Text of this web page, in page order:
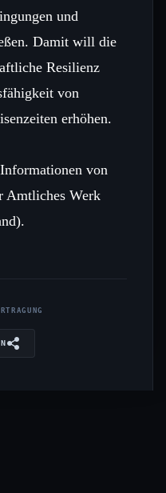
und
Damit will die
Resilienz
von
erhöhen.
von
Amtliches Werk